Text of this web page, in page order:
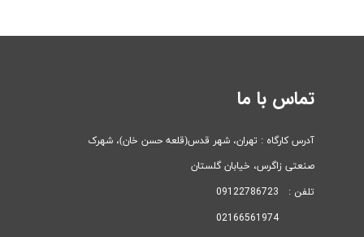
تماس با ما
آدرس کارگاه : تهران، شهر قدس(قلعه حسن خان)، ​​​​​​​شهرک
صنعتی زاگرس، خیابان گلستان
تلفن : 09122786723
02166561974